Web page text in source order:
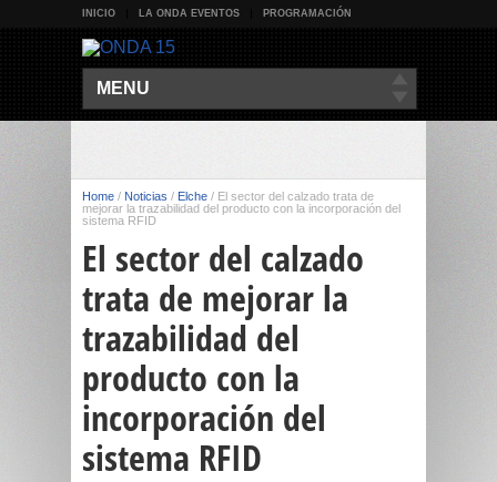
INICIO LA ONDA EVENTOS PROGRAMACIÓN
MENU
Home / Noticias / Elche / El sector del calzado trata de
mejorar la trazabilidad del producto con la incorporación del
sistema RFID
El sector del calzado
trata de mejorar la
trazabilidad del
producto con la
incorporación del
sistema RFID